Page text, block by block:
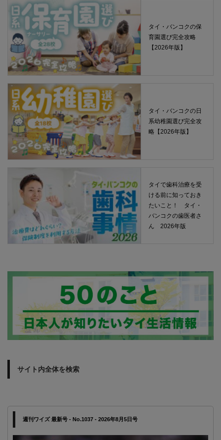
タイ・バンコクの保
育園選び完全攻略
【2026年版】
タイ・バンコクの日
系幼稚園選び完全攻
略【2026年版】
タイで歯科治療を受
ける前に知っておき
たいこと！ タイ・
バンコクの歯医者さ
ん 2026年版
サイト内全体を検索
週刊ワイズ 最新号 - No.1037 - 2026年8月5日号